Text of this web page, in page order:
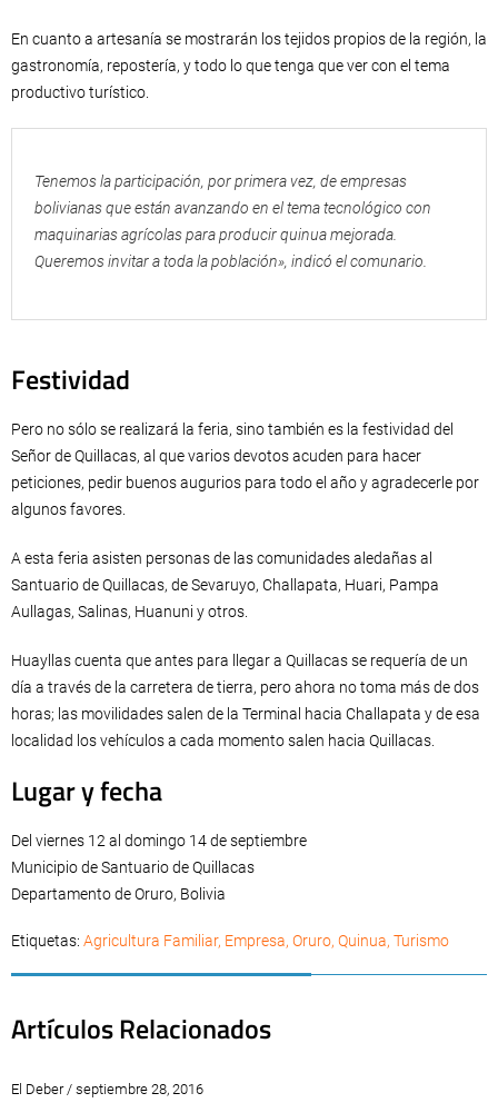
En cuanto a artesanía se mostrarán los tejidos propios de la región, la
gastronomía, repostería, y todo lo que tenga que ver con el tema
productivo turístico.
Tenemos la participación, por primera vez, de empresas
bolivianas que están avanzando en el tema tecnológico con
maquinarias agrícolas para producir quinua mejorada.
Queremos invitar a toda la población», indicó el comunario.
Festividad
Pero no sólo se realizará la feria, sino también es la festividad del
Señor de Quillacas, al que varios devotos acuden para hacer
peticiones, pedir buenos augurios para todo el año y agradecerle por
algunos favores.
A esta feria asisten personas de las comunidades aledañas al
Santuario de Quillacas, de Sevaruyo, Challapata, Huari, Pampa
Aullagas, Salinas, Huanuni y otros.
Huayllas cuenta que antes para llegar a Quillacas se requería de un
día a través de la carretera de tierra, pero ahora no toma más de dos
horas; las movilidades salen de la Terminal hacia Challapata y de esa
localidad los vehículos a cada momento salen hacia Quillacas.
Lugar y fecha
Del viernes 12 al domingo 14 de septiembre
Municipio de Santuario de Quillacas
Departamento de Oruro, Bolivia
Etiquetas: Agricultura Familiar, Empresa, Oruro, Quinua, Turismo
Artículos Relacionados
El Deber / septiembre 28, 2016